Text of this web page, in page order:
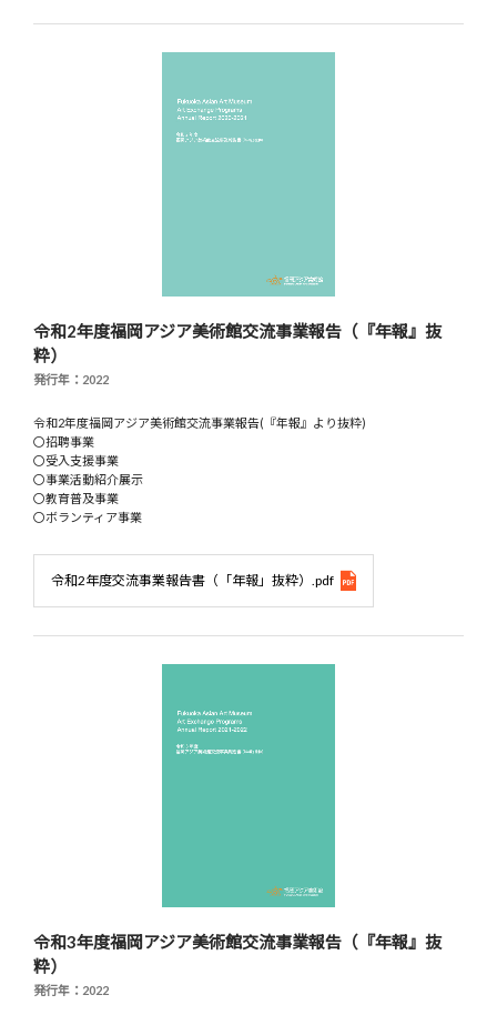
令和2年度福岡アジア美術館交流事業報告（『年報』抜
粋）
発行年：2022
令和2年度福岡アジア美術館交流事業報告(『年報』より抜粋)
〇招聘事業
〇受入支援事業
〇事業活動紹介展示
〇教育普及事業
〇ボランティア事業
令和2年度交流事業報告書（「年報」抜粋）.pdf
令和3年度福岡アジア美術館交流事業報告（『年報』抜
粋）
発行年：2022